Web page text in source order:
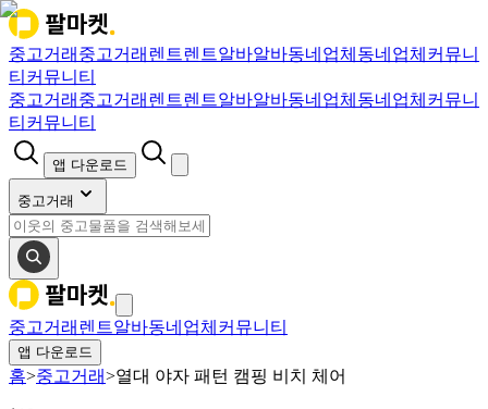
중고거래 중고거래 렌트렌트알바알바동네업체 동네업체 커뮤니
티 커뮤니티
중고거래 중고거래 렌트렌트알바알바동네업체 동네업체 커뮤니
티 커뮤니티
앱 다운로드
중고거래
중고거래 렌트알바동네업체 커뮤니티
앱 다운로드
홈>중고거래>열대 야자 패턴 캠핑 비치 체어